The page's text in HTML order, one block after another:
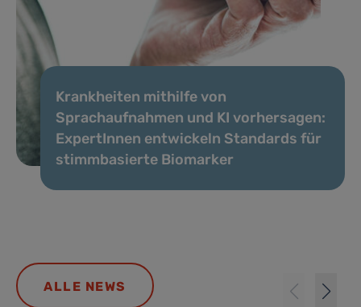
Krankheiten mithilfe von
Sprachaufnahmen und KI vorhersagen:
ExpertInnen entwickeln Standards für
stimmbasierte Biomarker
ALLE NEWS